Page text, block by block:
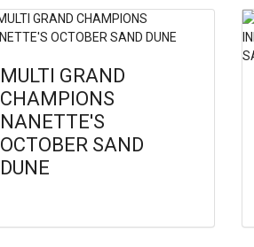
MULTI GRAND
CHAMPIONS
NANETTE'S
OCTOBER SAND
DUNE